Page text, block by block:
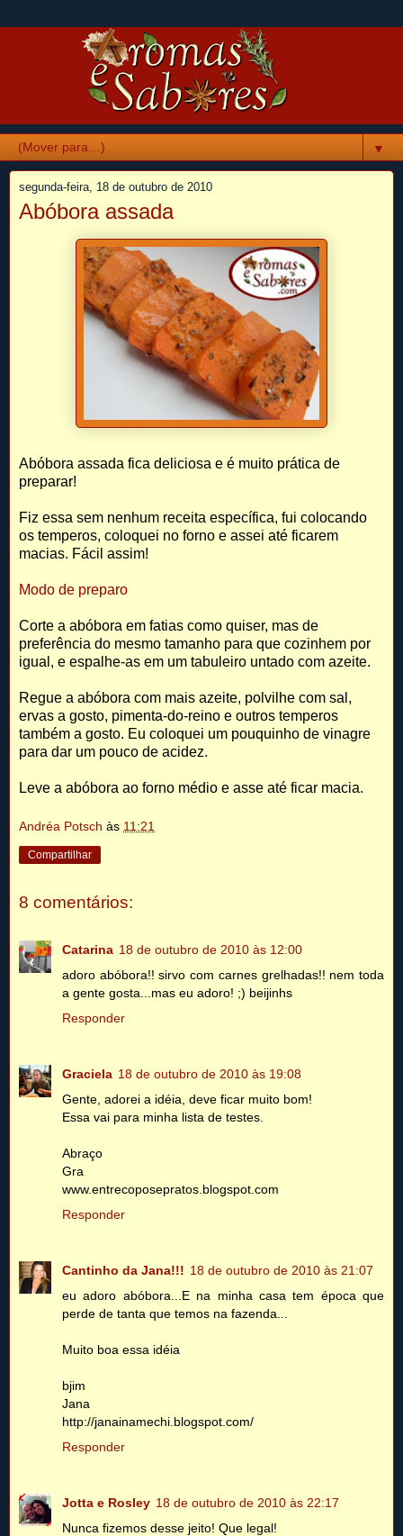
▼
segunda-feira, 18 de outubro de 2010
Abóbora assada
Abóbora assada fica deliciosa e é muito prática de
preparar!
Fiz essa sem nenhum receita específica, fui colocando
os temperos, coloquei no forno e assei até ficarem
macias. Fácil assim!
Modo de preparo
Corte a abóbora em fatias como quiser, mas de
preferência do mesmo tamanho para que cozinhem por
igual, e espalhe-as em um tabuleiro untado com azeite.
Regue a abóbora com mais azeite, polvilhe com sal,
ervas a gosto, pimenta-do-reino e outros temperos
também a gosto. Eu coloquei um pouquinho de vinagre
para dar um pouco de acidez.
Leve a abóbora ao forno médio e asse até ficar macia.
Andréa Potsch às 11:21
Compartilhar
8 comentários:
Catarina 18 de outubro de 2010 às 12:00
adoro abóbora!! sirvo com carnes grelhadas!! nem toda
a gente gosta...mas eu adoro! ;) beijinhs
Responder
Graciela 18 de outubro de 2010 às 19:08
Gente, adorei a idéia, deve ficar muito bom!
Essa vai para minha lista de testes.
Abraço
Gra
www.entrecoposepratos.blogspot.com
Responder
Cantinho da Jana!!! 18 de outubro de 2010 às 21:07
eu adoro abóbora...E na minha casa tem época que
perde de tanta que temos na fazenda...
Muito boa essa idéia
bjim
Jana
http://janainamechi.blogspot.com/
Responder
Jotta e Rosley 18 de outubro de 2010 às 22:17
Nunca fizemos desse jeito! Que legal!